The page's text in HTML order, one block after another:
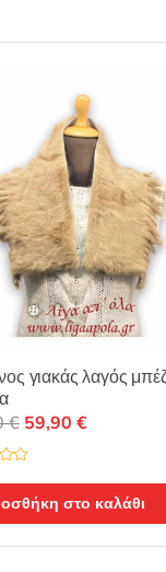
γιακάς λαγός
€ Original
price
74,50 €.
59,90 €Η
είναι:
59,90 €.
στο καλάθι